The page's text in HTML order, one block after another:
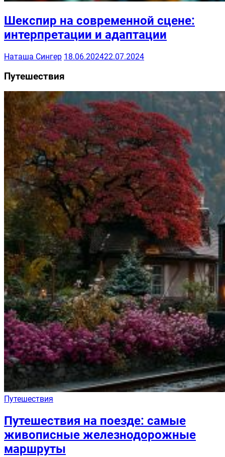
Шекспир на современной сцене:
интерпретации и адаптации
Наташа Сингер 18.06.202422.07.2024
Путешествия
Путешествия
Путешествия на поезде: самые
живописные железнодорожные
маршруты